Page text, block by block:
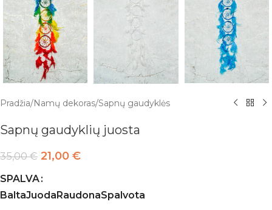
Pradžia/Namų dekoras/Sapnų gaudyklės
Sapnų gaudyklių juosta
35,00€ 21,00 €
SPALVA
BaltaJuodaRaudonaSpalvota